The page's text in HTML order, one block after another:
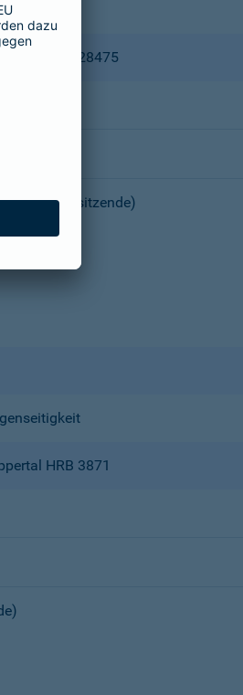
HRB 28475
(Vorsitzende)
HRB 3871